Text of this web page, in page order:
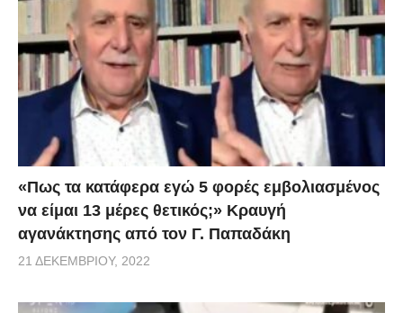
«Πως τα κατάφερα εγώ 5 φορές εμβoλιασμένος
να είμαι 13 μέρες θετικός;» Κραυγή
αγανάκτησης από τον Γ. Παπαδάκη
21 ΔΕΚΕΜΒΡΊΟΥ, 2022